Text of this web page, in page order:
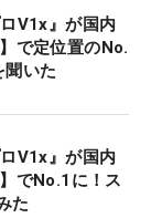
V1x』が国内
で定位置のNo.
聞いた
V1x』が国内
でNo.1に！ス
た